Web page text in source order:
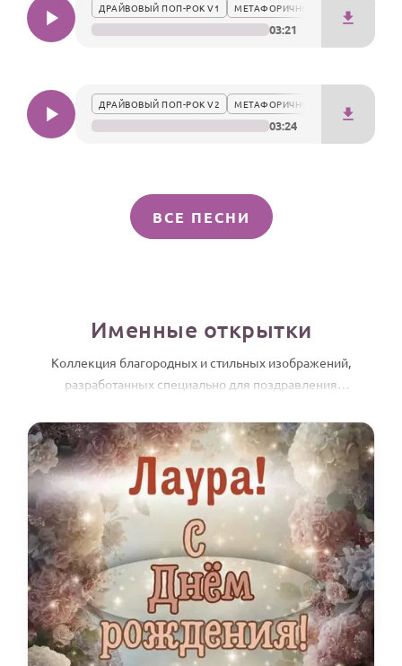
ДРАЙВОВЫЙ ПОП-РОК V1 МЕТАФОРИЧНО
03:21
ДРАЙВОВЫЙ ПОП-РОК V2 МЕТАФОРИЧНО
03:24
ВСЕ ПЕСНИ
Именные открытки
Коллекция благородных и стильных изображений,
разработанных специально для поздравления